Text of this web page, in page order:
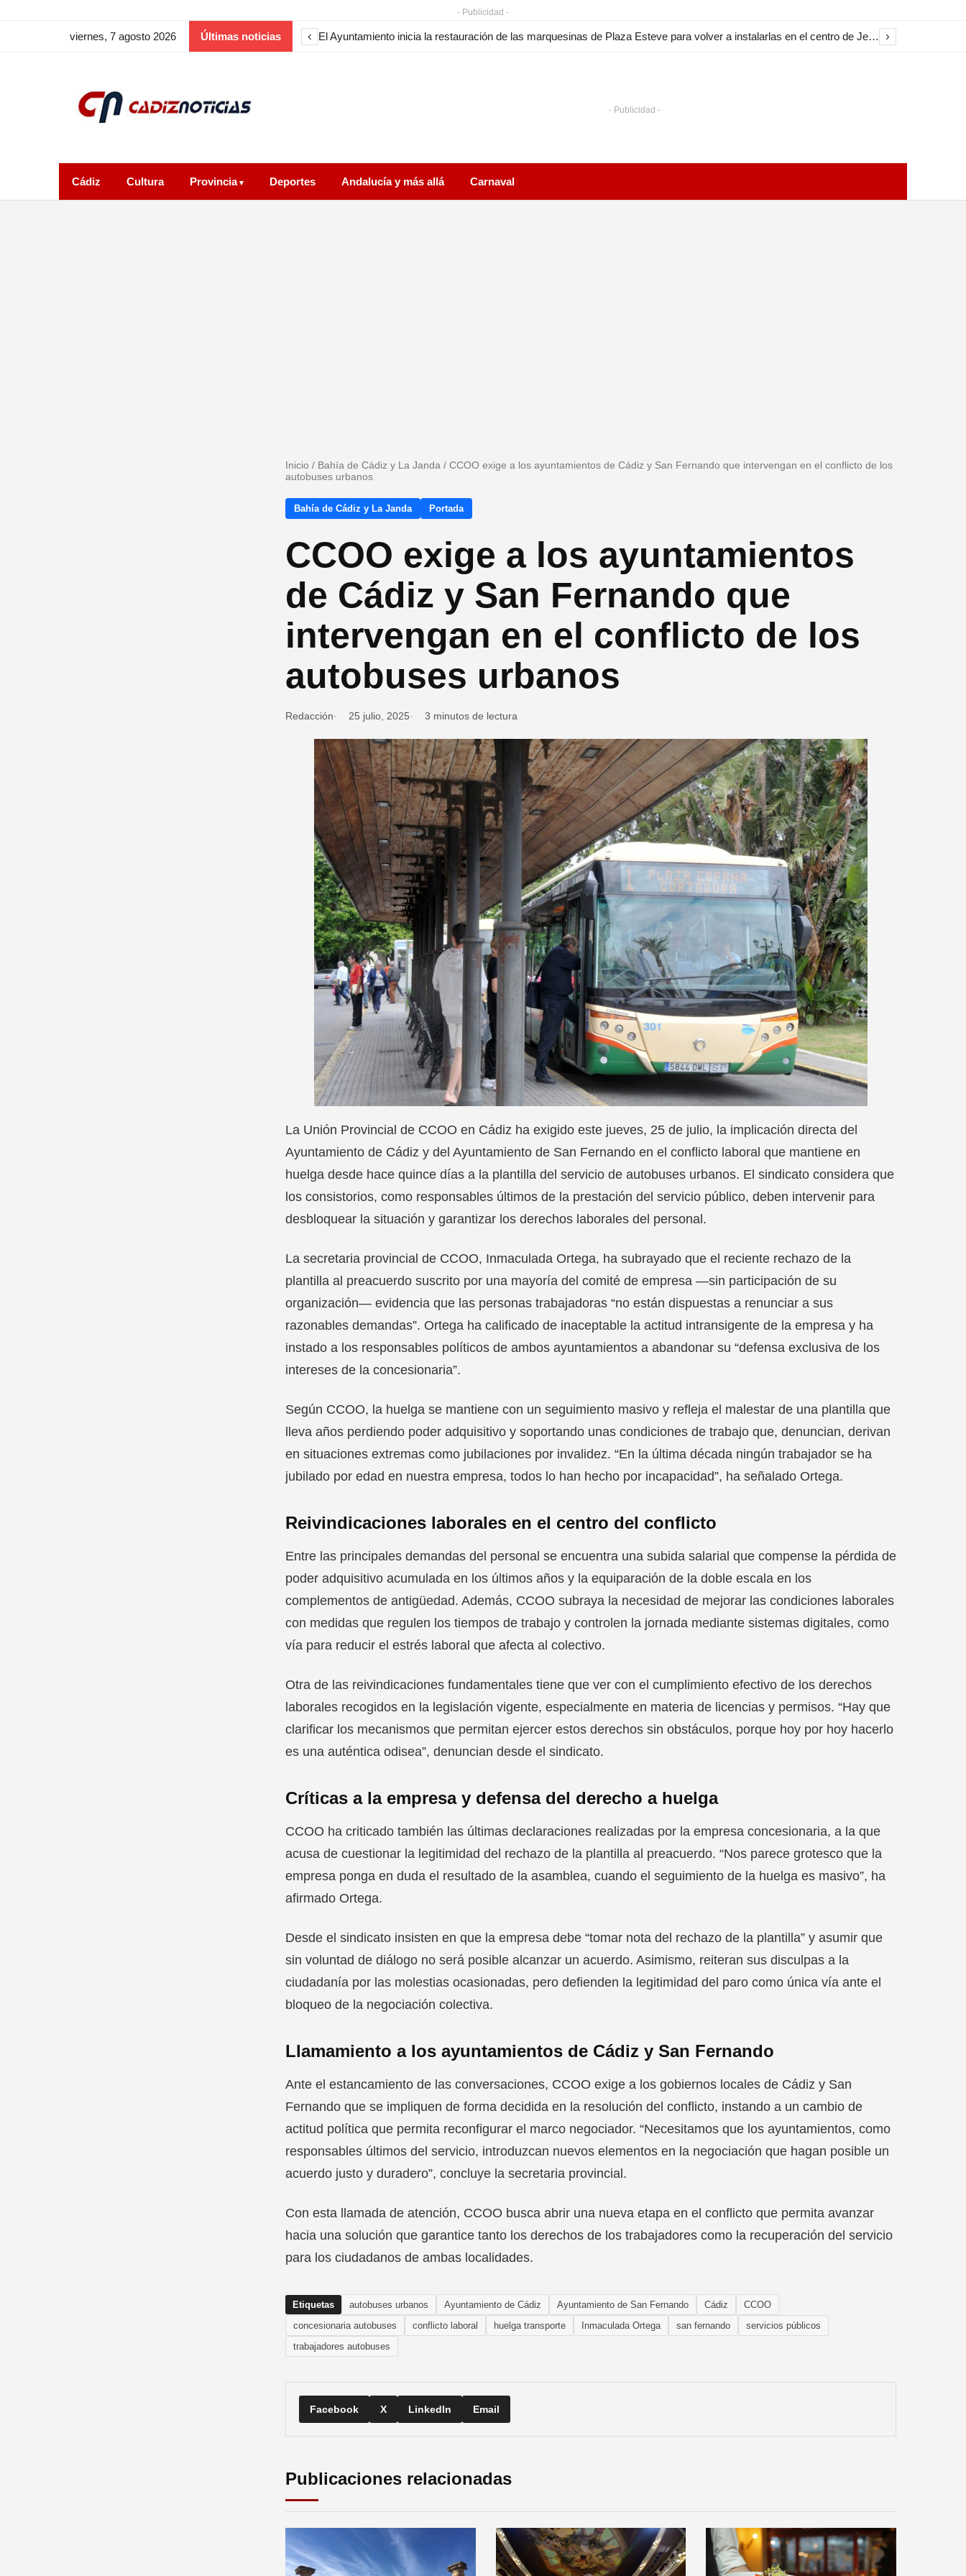
- Publicidad -
viernes, 7 agosto 2026 Últimas noticias ‹ El Ayuntamiento inicia la restauración de las marquesinas de Plaza Esteve para volver a instalarlas en el centro de Jerez ›
- Publicidad -
Cádiz Cultura Provincia Deportes Andalucía y más allá Carnaval
Inicio / Bahía de Cádiz y La Janda / CCOO exige a los ayuntamientos de Cádiz y San Fernando que intervengan en el conflicto de los
autobuses urbanos
Bahía de Cádiz y La Janda Portada
CCOO exige a los ayuntamientos
de Cádiz y San Fernando que
intervengan en el conflicto de los
autobuses urbanos
Redacción 25 julio, 2025 3 minutos de lectura
La Unión Provincial de CCOO en Cádiz ha exigido este jueves, 25 de julio, la implicación directa del
Ayuntamiento de Cádiz y del Ayuntamiento de San Fernando en el conflicto laboral que mantiene en
huelga desde hace quince días a la plantilla del servicio de autobuses urbanos. El sindicato considera que
los consistorios, como responsables últimos de la prestación del servicio público, deben intervenir para
desbloquear la situación y garantizar los derechos laborales del personal.
La secretaria provincial de CCOO, Inmaculada Ortega, ha subrayado que el reciente rechazo de la
plantilla al preacuerdo suscrito por una mayoría del comité de empresa ―sin participación de su
organización― evidencia que las personas trabajadoras “no están dispuestas a renunciar a sus
razonables demandas”. Ortega ha calificado de inaceptable la actitud intransigente de la empresa y ha
instado a los responsables políticos de ambos ayuntamientos a abandonar su “defensa exclusiva de los
intereses de la concesionaria”.
Según CCOO, la huelga se mantiene con un seguimiento masivo y refleja el malestar de una plantilla que
lleva años perdiendo poder adquisitivo y soportando unas condiciones de trabajo que, denuncian, derivan
en situaciones extremas como jubilaciones por invalidez. “En la última década ningún trabajador se ha
jubilado por edad en nuestra empresa, todos lo han hecho por incapacidad”, ha señalado Ortega.
Reivindicaciones laborales en el centro del conflicto
Entre las principales demandas del personal se encuentra una subida salarial que compense la pérdida de
poder adquisitivo acumulada en los últimos años y la equiparación de la doble escala en los
complementos de antigüedad. Además, CCOO subraya la necesidad de mejorar las condiciones laborales
con medidas que regulen los tiempos de trabajo y controlen la jornada mediante sistemas digitales, como
vía para reducir el estrés laboral que afecta al colectivo.
Otra de las reivindicaciones fundamentales tiene que ver con el cumplimiento efectivo de los derechos
laborales recogidos en la legislación vigente, especialmente en materia de licencias y permisos. “Hay que
clarificar los mecanismos que permitan ejercer estos derechos sin obstáculos, porque hoy por hoy hacerlo
es una auténtica odisea”, denuncian desde el sindicato.
Críticas a la empresa y defensa del derecho a huelga
CCOO ha criticado también las últimas declaraciones realizadas por la empresa concesionaria, a la que
acusa de cuestionar la legitimidad del rechazo de la plantilla al preacuerdo. “Nos parece grotesco que la
empresa ponga en duda el resultado de la asamblea, cuando el seguimiento de la huelga es masivo”, ha
afirmado Ortega.
Desde el sindicato insisten en que la empresa debe “tomar nota del rechazo de la plantilla” y asumir que
sin voluntad de diálogo no será posible alcanzar un acuerdo. Asimismo, reiteran sus disculpas a la
ciudadanía por las molestias ocasionadas, pero defienden la legitimidad del paro como única vía ante el
bloqueo de la negociación colectiva.
Llamamiento a los ayuntamientos de Cádiz y San Fernando
Ante el estancamiento de las conversaciones, CCOO exige a los gobiernos locales de Cádiz y San
Fernando que se impliquen de forma decidida en la resolución del conflicto, instando a un cambio de
actitud política que permita reconfigurar el marco negociador. “Necesitamos que los ayuntamientos, como
responsables últimos del servicio, introduzcan nuevos elementos en la negociación que hagan posible un
acuerdo justo y duradero”, concluye la secretaria provincial.
Con esta llamada de atención, CCOO busca abrir una nueva etapa en el conflicto que permita avanzar
hacia una solución que garantice tanto los derechos de los trabajadores como la recuperación del servicio
para los ciudadanos de ambas localidades.
Etiquetas autobuses urbanos Ayuntamiento de Cádiz Ayuntamiento de San Fernando Cádiz
CCOO
concesionaria autobuses
conflicto laboral huelga transporte Inmaculada Ortega san fernando
servicios públicos
trabajadores autobuses
Facebook X LinkedIn Email
Publicaciones relacionadas